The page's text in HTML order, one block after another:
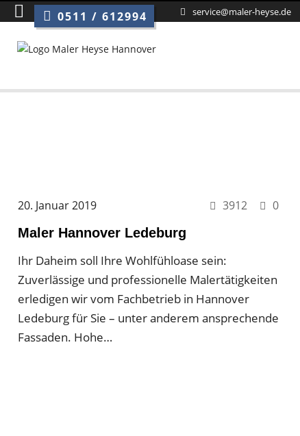
0511 / 612994 service@maler-heyse.de
20. Januar 2019 3912
0
Maler Hannover Ledeburg
Ihr Daheim soll Ihre Wohlfühloase sein:
Zuverlässige und professionelle Malertätigkeiten
erledigen wir vom Fachbetrieb in Hannover
Ledeburg für Sie – unter anderem ansprechende
Fassaden. Hohe…